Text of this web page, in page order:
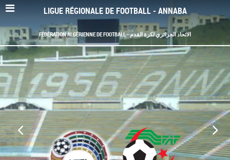
LIGUE RÉGIONALE DE FOOTBALL - ANNABA
FÉDÉRATION ALGÉRIENNE DE FOOTBALL - الاتحاد الجزائري لكرة القدم